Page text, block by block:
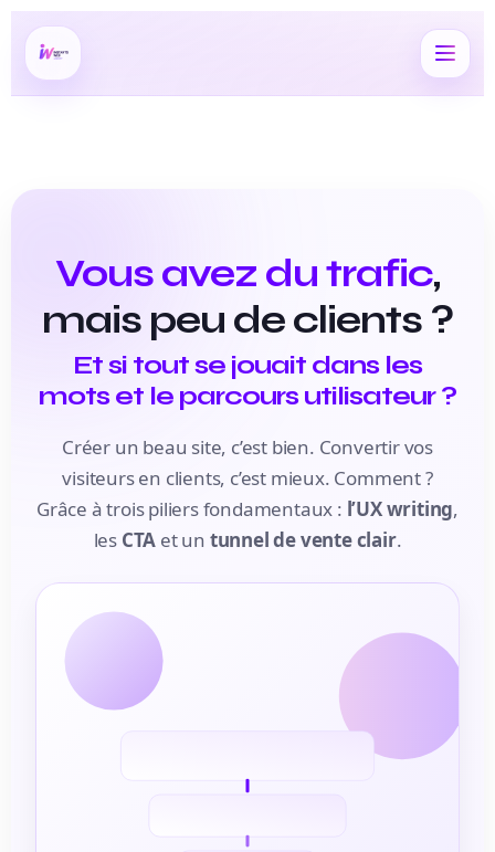
Vous avez du trafic,
mais peu de clients ?
Et si tout se jouait dans les
mots et le parcours utilisateur ?
Créer un beau site, c’est bien. Convertir vos
visiteurs en clients, c’est mieux. Comment ?
Grâce à trois piliers fondamentaux : l’UX writing,
les CTA et un tunnel de vente clair.